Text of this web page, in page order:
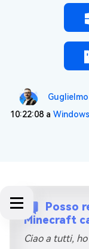
10:22:08 a
Posso
Minecraft
Ciao a tutti,